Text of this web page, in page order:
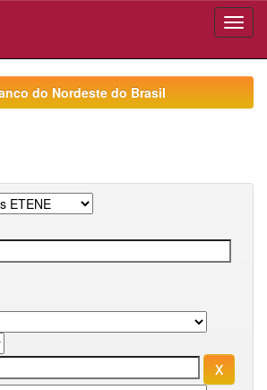
do Nordeste do Brasil